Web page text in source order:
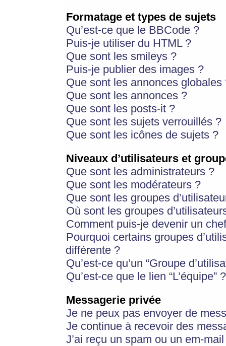
Formatage et types de sujets
Qu’est-ce que le BBCode ?
Puis-je utiliser du HTML ?
Que sont les smileys ?
Puis-je publier des images ?
Que sont les annonces globales
Que sont les annonces ?
Que sont les posts-it ?
Que sont les sujets verrouillés ?
Que sont les icônes de sujets ?
Niveaux d’utilisateurs et
Que sont les administrateurs ?
Que sont les modérateurs ?
Que sont les groupes
Où sont les groupes
Comment puis-je devenir un
Pourquoi certains groupes
différente ?
Qu’est-ce qu’un “Groupe
Qu’est-ce que le lien “L’équipe” ?
Messagerie privée
Je ne peux pas envoyer de
Je continue à recevoir des
J’ai reçu un spam ou un em-